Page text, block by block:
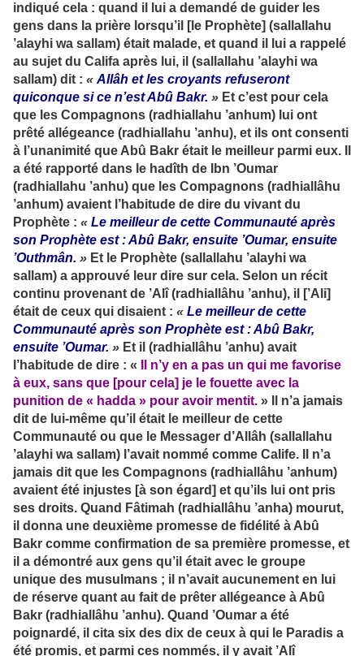
indiqué cela : quand il lui a demandé de guider les
gens dans la prière lorsqu’il [le Prophète] (sallallahu
’alayhi wa sallam) était malade, et quand il lui a rappelé
au sujet du Califa après lui, il (sallallahu ’alayhi wa
sallam) dit : « Allâh et les croyants refuseront
quiconque si ce n’est Abû Bakr. » Et c’est pour cela
que les Compagnons (radhiallahu ’anhum) lui ont
prêté allégeance (radhiallahu ’anhu), et ils ont consenti
à l’unanimité que Abû Bakr était le meilleur parmi eux. Il
a été rapporté dans le hadîth de Ibn ’Oumar
(radhiallahu ’anhu) que les Compagnons (radhiallâhu
’anhum) avaient l’habitude de dire du vivant du
Prophète : « Le meilleur de cette Communauté après
son Prophète est : Abû Bakr, ensuite ’Oumar, ensuite
’Outhmân. » Et le Prophète (sallallahu ’alayhi wa
sallam) a approuvé leur dire sur cela. Selon un récit
continu provenant de ’Alî (radhiallâhu ’anhu), il [’Ali]
était de ceux qui disaient : « Le meilleur de cette
Communauté après son Prophète est : Abû Bakr,
ensuite ’Oumar. » Et il (radhiallâhu ’anhu) avait
l’habitude de dire : «
Il n’y en a pas un qui me favorise
à eux, sans que [pour cela] je le fouette avec la
punition de « hadda » pour avoir mentit. » Il n’a jamais
dit de lui-même qu’il était le meilleur de cette
Communauté ou que le Messager d’Allâh (sallallahu
’alayhi wa sallam) l’avait nommé comme Calife. Il n’a
jamais dit que les Compagnons (radhiallâhu ’anhum)
avaient été injustes [à son égard] et qu’ils lui ont pris
ses droits. Quand Fâtimah (radhiallâhu ’anha) mourut,
il donna une deuxième promesse de fidélité à Abû
Bakr comme confirmation de sa première promesse, et
il a démontré aux gens qu’il était avec le groupe
unique des musulmans ; il n’avait aucunement en lui
de réserve quant au fait de prêter allégeance à Abû
Bakr (radhiallâhu ’anhu). Quand ’Oumar a été
poignardé, il cita six des dix de ceux à qui le Paradis a
été promis, et parmi ces nommés, il y avait ’Alî